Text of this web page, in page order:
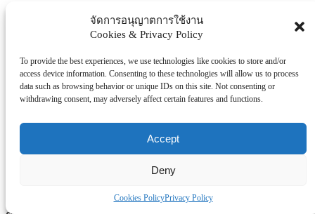
จัดการอนุญาตการใช้งาน
Cookies & Privacy Policy
To provide the best experiences, we use technologies like cookies to store and/or
access device information. Consenting to these technologies will allow us to process
data such as browsing behavior or unique IDs on this site. Not consenting or
withdrawing consent, may adversely affect certain features and functions.
Accept
Deny
Cookies PolicyPrivacy Policy
ภาพยนตร์ซีรีส์สารคดีHidden Gem
ซีซั่นแรกผลิต
โดยความร่วมมือจาก TrueCJ และ Ryoii Film
สิ้น 6 ตอน JOK ONE TABLE, TALES OF TRANG’S
ROASTED PORK, MICHELIN COTTON CANDY, JAII
NOODLE 1953, MIDNIGHT STREET CHEF, THE LAST
FLAME OF BAMBOO STICKYRICE ออกอากาศครั้งแรกเมื่อ
ความพิเศษของอาหารไทย สามารถรอติดตามซีซั่นสองที่กำลัง
จะมาถึงในเร็ว ๆ นี้
คุณอนุรักษ์ ดิษฐไชยวงศ์ ประธานเจ้าหน้าที่บริหาร
กล่าวถึงบทบาทในการผลิตภาพยนตร์ซีรีส์สารคดีนี้ว่า